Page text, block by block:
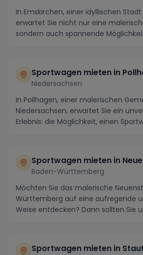
In Emskirchen, einer idyllischen Stadt
erwartet Sie nicht nur eine
sondern auch spannende
Sportwagen mieten in
Niedersachsen
In Pollhagen, einer malerischen
Niedersachsen, erwartet Sie ein
Erlebnis: die Möglichkeit, einen
Sportwagen mieten in
Baden-Württemberg
Möchten Sie das malerische
Württemberg auf eine aufregende
Weise entdecken? Dann sollten Sie
Sportwagen mieten in